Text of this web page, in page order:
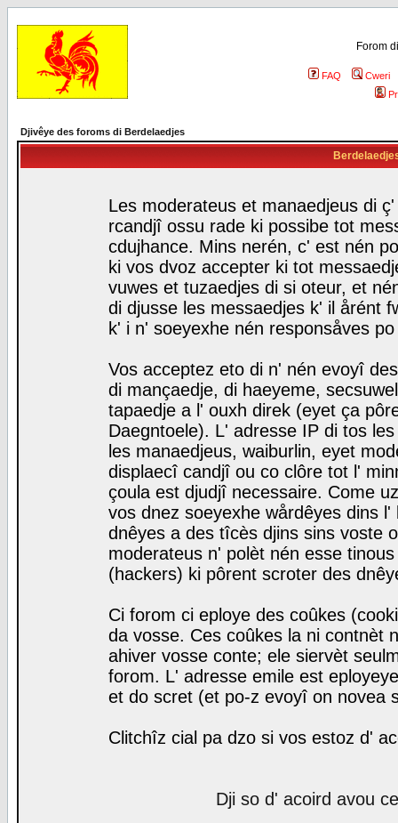
Forom
FAQ
Cweri
Djivêye des foroms di Berdelaedjes
Les moderateus et manaedjeus di
rcandjî ossu rade ki possibe tot
cdujhance. Mins nerén, c' est nén
ki vos dvoz accepter ki tot
vuwes et tuzaedjes di si oteur, et
di djusse les messaedjes k' il årént
k' i n' soeyexhe nén responsåves
Vos acceptez eto di n' nén evoyî
di mançaedje, di haeyeme,
tapaedje a l' ouxh direk (eyet ça
Daegntoele). L' adresse IP di tos
les manaedjeus, waiburlin, eyet
displaecî candjî ou co clôre tot l'
çoula est djudjî necessaire. Come
vos dnez soeyexhe wårdêyes dins
dnêyes a des tîcès djins sins voste
moderateus n' polèt nén esse
(hackers) ki pôrent scroter des
Ci forom ci eploye des coûkes
da vosse. Ces coûkes la ni contnèt
ahiver vosse conte; ele siervèt
forom. L' adresse emile est
et do scret (et po-z evoyî on novea
Clitchîz cial pa dzo si vos estoz d'
Dji so d' acoird avou